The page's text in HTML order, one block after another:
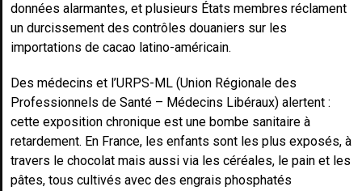
données alarmantes, et plusieurs États membres réclament
un durcissement des contrôles douaniers sur les
importations de cacao latino-américain.
Des médecins et l’URPS-ML (Union Régionale des
Professionnels de Santé – Médecins Libéraux) alertent :
cette exposition chronique est une bombe sanitaire à
retardement. En France, les enfants sont les plus exposés, à
travers le chocolat mais aussi via les céréales, le pain et les
pâtes, tous cultivés avec des engrais phosphatés